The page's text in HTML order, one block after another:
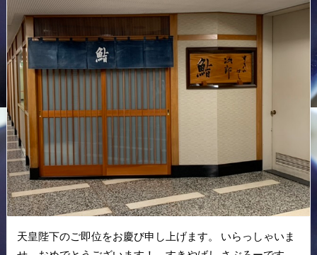
天皇陛下のご即位をお慶び申し上げます。 いらっしゃいま